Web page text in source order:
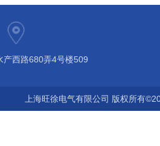
产西路680弄4号楼509
上海旺徐电气有限公司 版权所有